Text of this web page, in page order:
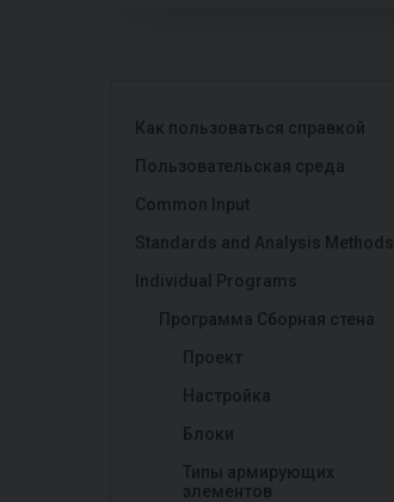
Как пользоваться справкой
Пользовательская среда
Common Input
Standards and Analysis Methods
Individual Programs
Программа Сборная стена
Проект
Настройка
Блоки
Типы армирующих
элементов